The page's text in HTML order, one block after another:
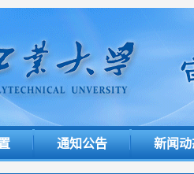
通知公告 新闻